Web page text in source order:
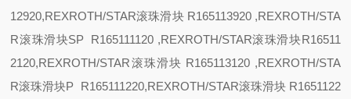
12920,REXROTH/STAR滚珠滑块 R165113920 ,REXROTH/STA
R滚珠滑块SP R165111120 ,REXROTH/STAR滚珠滑块R16511
2120,REXROTH/STAR滚珠滑块 R165113120 ,REXROTH/STA
R滚珠滑块P R165111220,REXROTH/STAR滚珠滑块 R1651122